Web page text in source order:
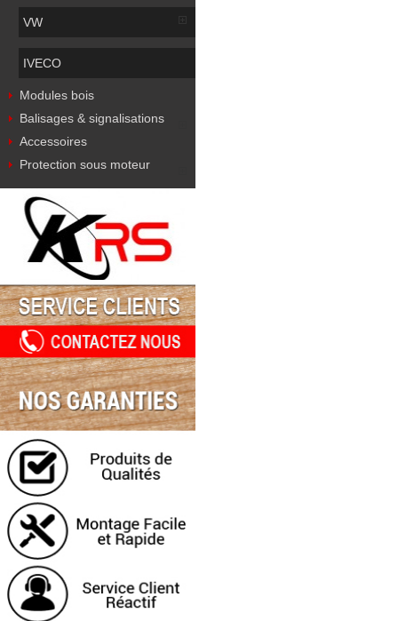
VW
IVECO
Modules bois
Balisages & signalisations
Accessoires
Protection sous moteur